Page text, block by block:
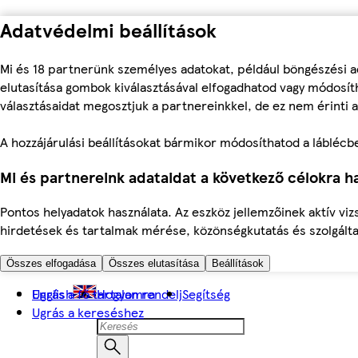
Adatvédelmi beállítások
Mi és 18 partnerünk személyes adatokat, például böngészési
elutasítása gombok kiválasztásával elfogadhatod vagy
választásaidat megosztjuk a partnereinkkel, de ez nem érinti
A hozzájárulási beállításokat bármikor módosíthatod a
Mi és partnereink adataidat a következő célokra
Pontos helyadatok használata. Az eszköz jellemzőinek aktív
hirdetések és tartalmak mérése, közönségkutatás és
Összes elfogadása Összes elutasítása Beállítások
Ugrás a fő tartalomra
Ugrás a kereséshez
English Hogyan rendeljSegítség